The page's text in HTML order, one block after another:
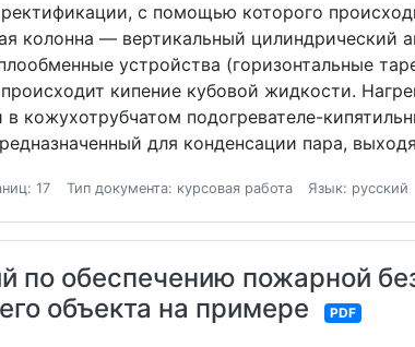
с помощью которого
колонна — вертикальный цилиндрический
устройства (горизонтальные
кипение кубовой жидкости.
кожухотрубчатом подогревателе-
для конденсации пара,
17 Тип документа: курсовая работа Язык: русский
по обеспечению пожарной
объекта на примере
PDF